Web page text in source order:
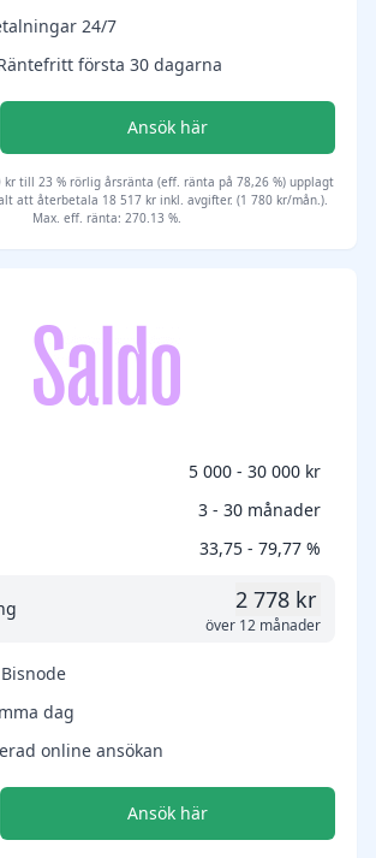
24/7
första 30 dagarna
Ansök här
till 23 % rörlig årsränta (eff. ränta på 78,26 %) upplagt
att återbetala 18 517 kr inkl. avgifter. (1 780 kr/mån.).
Max. eff. ränta: 270.13 %.
5 000 - 30 000 kr
3 - 30 månader
33,75 - 79,77 %
2 778 kr
över 12 månader
dag
online ansökan
Ansök här